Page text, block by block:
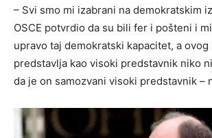
– Svi smo mi izabrani na demokratskim
OSCE potvrdio da su bili fer i pošteni i
upravo taj demokratski kapacitet, a ovog
predstavlja kao visoki predstavnik niko
da je on samozvani visoki predstavnik –